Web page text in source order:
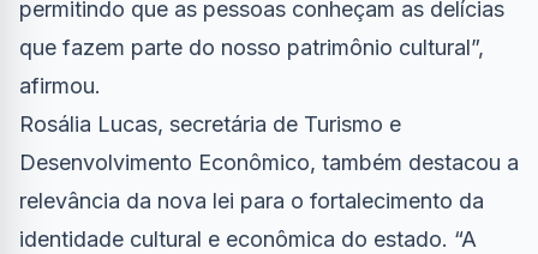
permitindo que as pessoas conheçam as delícias
que fazem parte do nosso patrimônio cultural”,
afirmou.
Rosália Lucas, secretária de Turismo e
Desenvolvimento Econômico, também destacou a
relevância da nova lei para o fortalecimento da
identidade cultural e econômica do estado. “A